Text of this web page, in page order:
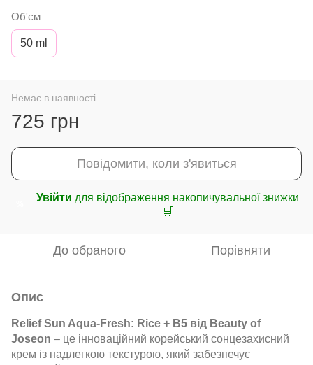
Об'єм
50 ml
Немає в наявності
725 грн
Повідомити, коли з'явиться
Увійти для відображення накопичувальної знижки
🛒
До обраного Порівняти
Опис
Relief Sun Aqua-Fresh: Rice + B5 від Beauty of
Joseon – це інноваційний корейський сонцезахисний
крем із надлегкою текстурою, який забезпечує